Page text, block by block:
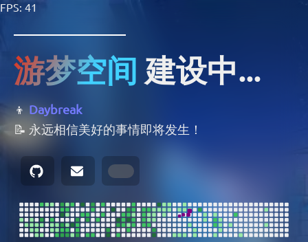
FPS: 41
游梦空间建设中...
👦Daybreak
📝 永远相信美好的事情即将发生！